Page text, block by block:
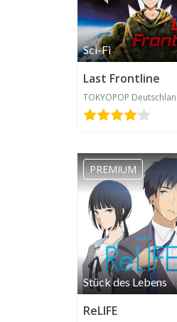
AmayaUki
2020-04-10 17:54
Sci-Fi
Last Frontline
TOKYOPOP
PREMIUM
Stück des Lebens
ReLIFE